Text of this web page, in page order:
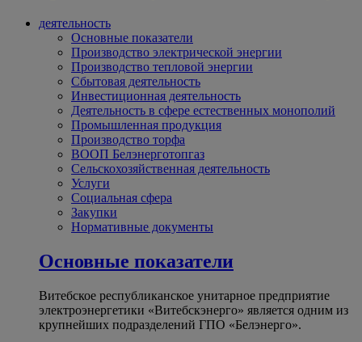
деятельность
Основные показатели
Производство электрической энергии
Производство тепловой энергии
Сбытовая деятельность
Инвестиционная деятельность
Деятельность в сфере естественных монополий
Промышленная продукция
Производство торфа
ВООП Белэнерготопгаз
Сельскохозяйственная деятельность
Услуги
Социальная сфера
Закупки
Нормативные документы
Основные показатели
Витебское республиканское унитарное предприятие
электроэнергетики «Витебскэнерго» является одним из
крупнейших подразделений ГПО «Белэнерго».